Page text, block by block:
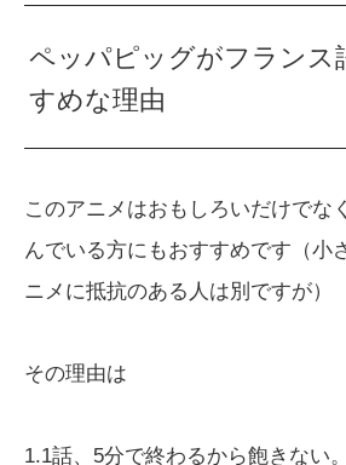
ペッパピッグがフランス
すめな理由
このアニメはおもしろいだけでな
んでいる方にもおすすめです（小
ニメに抵抗のある人は別ですが）
その理由は
1.1話、5分で終わるから飽きない